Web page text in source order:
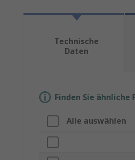
Technische
Daten
Finden Sie
Alle auswählen